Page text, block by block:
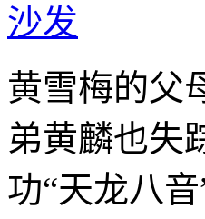
沙发
黄雪梅的父
弟黄麟也失
功“天龙八